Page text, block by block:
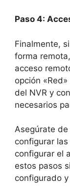
Paso 4:
Finalmente,
forma
acceso
opción
del NVR y
necesarios
Asegúrate de
configurar
configurar el
estos pasos
configurado